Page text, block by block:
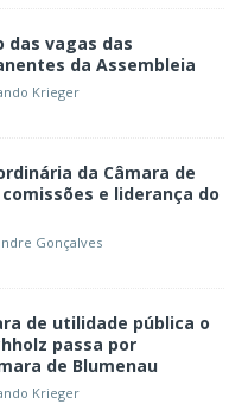
das vagas das
da Assembleia
Krieger
da Câmara de
e liderança do
Gonçalves
de utilidade pública o
passa por
de Blumenau
Krieger